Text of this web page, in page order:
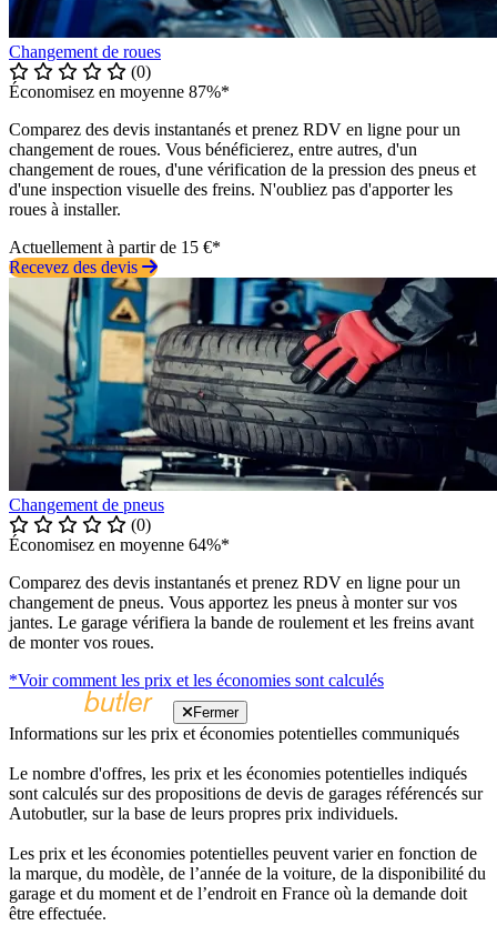
Changement de roues
(0)
Économisez en moyenne 87%*
Comparez des devis instantanés et prenez RDV en ligne pour un
changement de roues. Vous bénéficierez, entre autres, d'un
changement de roues, d'une vérification de la pression des pneus et
d'une inspection visuelle des freins. N'oubliez pas d'apporter les
roues à installer.
Actuellement à partir de 15 €*
Recevez des devis
Changement de pneus
(0)
Économisez en moyenne 64%*
Comparez des devis instantanés et prenez RDV en ligne pour un
changement de pneus. Vous apportez les pneus à monter sur vos
jantes. Le garage vérifiera la bande de roulement et les freins avant
de monter vos roues.
*Voir comment les prix et les économies sont calculés
Fermer
Informations sur les prix et économies potentielles communiqués
Le nombre d'offres, les prix et les économies potentielles indiqués
sont calculés sur des propositions de devis de garages référencés sur
Autobutler, sur la base de leurs propres prix individuels.
Les prix et les économies potentielles peuvent varier en fonction de
la marque, du modèle, de l’année de la voiture, de la disponibilité du
garage et du moment et de l’endroit en France où la demande doit
être effectuée.